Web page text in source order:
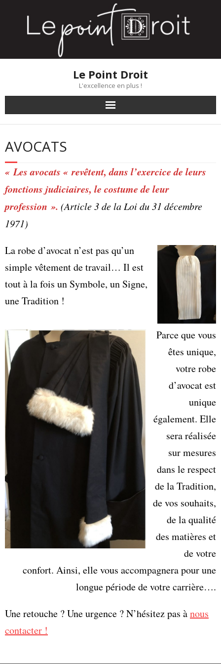
Le Point Droit
L'excellence en plus !
AVOCATS
« Les avocats « revêtent, dans l’exercice de leurs
fonctions judiciaires, le costume de leur
profession ». (Article 3 de la Loi du 31 décembre
1971)
La robe d’avocat n’est pas qu’un
simple vêtement de travail… Il est
tout à la fois un Symbole, un Signe,
une Tradition !
Parce que vous
êtes unique,
votre robe
d’avocat est
unique
également. Elle
sera réalisée
sur mesures
dans le respect
de la Tradition,
de vos souhaits,
de la qualité
des matières et
de votre
confort. Ainsi, elle vous accompagnera pour une
longue période de votre carrière….
Une retouche ? Une urgence ? N’hésitez pas ànous
contacter !